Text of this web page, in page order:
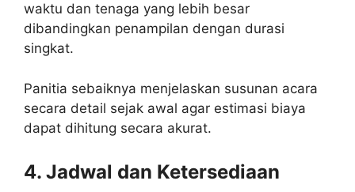
waktu dan tenaga yang lebih besar
dibandingkan penampilan dengan durasi
singkat.
Panitia sebaiknya menjelaskan susunan acara
secara detail sejak awal agar estimasi biaya
dapat dihitung secara akurat.
4. Jadwal dan Ketersediaan